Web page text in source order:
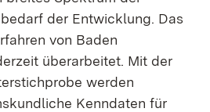
der Entwicklung. Das
von Baden
überarbeitet. Mit der
werden
Kenndaten für